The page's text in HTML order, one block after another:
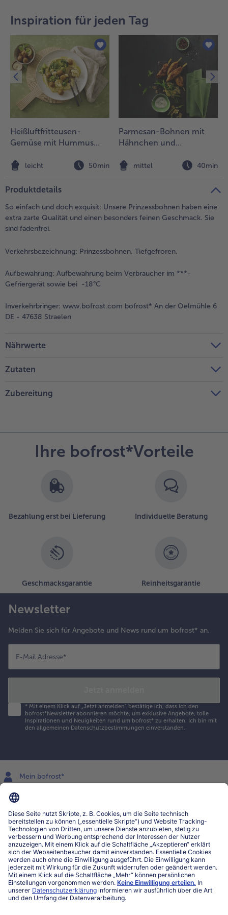
- 5 € beim Kauf von 7 Schlemmermenüs nach Wahl
Inspiration für jeden Tag
Heißluftfritteusen-
Gemüse mit Hummus
leicht 50min
Parmesan-Bohnen mit
Hähnchen und
mittel 40min
Produktdetails
So einfach und doch exquisit: Unsere Prinzessbohnen haben eine
extra zarte Qualität und einen besonders feinen Geschmack. Sie
sind fadenfrei.
Verkehrsbezeichnung: Prinzessbohnen. Tiefgefroren.
Aufbewahrung: Aufbewahrung beim Verbraucher im ***-
Gefriergerät sowie bei -18°C
Inverkehrbringer: www.bofrost.com bofrost* An der Oelmühle 6
DE - 47638 Straelen
Nährwerte
Zutaten
Zubereitung
Ihre bofrost*Vorteile
Bezahlung erst bei Lieferung Individuelle Beratung
Geschmacksgarantie Reinheitsgarantie
Newsletter
Melden Sie sich für Angebote und News rund um bofrost* an.
E-Mail Adresse*
* Mit einem Klick auf „Jetzt anmelden" bestätige ich, dass ich den
bofrost*Newsletter abonnieren möchte, um exklusive Angebote, tolle
Inspirationen und Neuigkeiten rund um bofrost* zu erhalten. Ich bin mit
den allgemeinen Datenschutzbestimmungen einverstanden.
Mein bofrost*
www.bofrost.lu
027863232
Mo-Fr. von 7 bis 20 Uhr
Service
Über bofrost*